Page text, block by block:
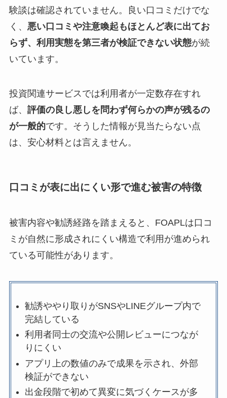
験談は確認されていません。良い口コミだけでな
く、 悪い口コミや注意喚起もほとんど表に出てお
らず、利用実態を第三者が検証できない状態が続
いています。
投資関連サービスでは利用者が一定数存在すれ
ば、 評価の良し悪しを問わず何らかの声が残るの
が一般的です。そうした情報が見当たらない点
は、安心材料とは言えません。
口コミが表に出にくい形で進む被害の特徴
被害内容や勧誘経路を踏まえると、FOAPLは口コ
ミが自然に形成されにくい構造で利用が進められ
ている可能性があります。
勧誘ややり取りがSNSやLINEグループ内で
完結している
利用者同士の交流や公開レビューにつなが
りにくい
アプリ上の数値のみで成果を示され、外部
検証ができない
出金段階で初めて異変に気づくケースが多